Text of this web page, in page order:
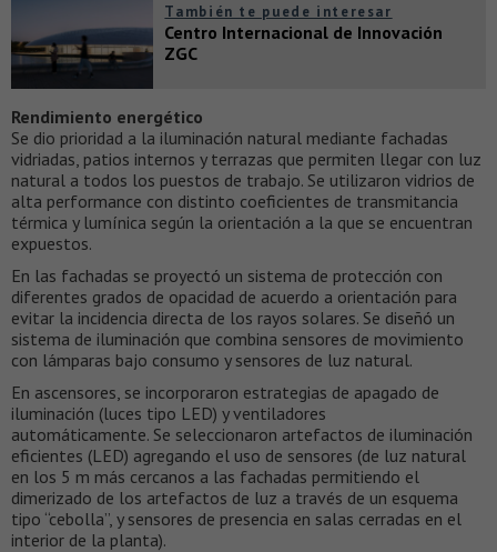
También te puede interesar
Centro Internacional de Innovación
ZGC
Rendimiento energético
Se dio prioridad a la iluminación natural mediante fachadas
vidriadas, patios internos y terrazas que permiten llegar con luz
natural a todos los puestos de trabajo. Se utilizaron vidrios de
alta performance con distinto coeficientes de transmitancia
térmica y lumínica según la orientación a la que se encuentran
expuestos.
En las fachadas se proyectó un sistema de protección con
diferentes grados de opacidad de acuerdo a orientación para
evitar la incidencia directa de los rayos solares. Se diseñó un
sistema de iluminación que combina sensores de movimiento
con lámparas bajo consumo y sensores de luz natural.
En ascensores, se incorporaron estrategias de apagado de
iluminación (luces tipo LED) y ventiladores
automáticamente. Se seleccionaron artefactos de iluminación
eficientes (LED) agregando el uso de sensores (de luz natural
en los 5 m más cercanos a las fachadas permitiendo el
dimerizado de los artefactos de luz a través de un esquema
tipo “cebolla”, y sensores de presencia en salas cerradas en el
interior de la planta).